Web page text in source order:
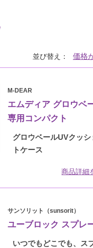
並び替え 価格
M-DEAR
エムディア グロウベ
専用コンパクト
グロウベールUVクッ
トケース
商品詳細
サンソリット（sunsorit）
ユーブロック スプレ
いつでもどこでも、ス